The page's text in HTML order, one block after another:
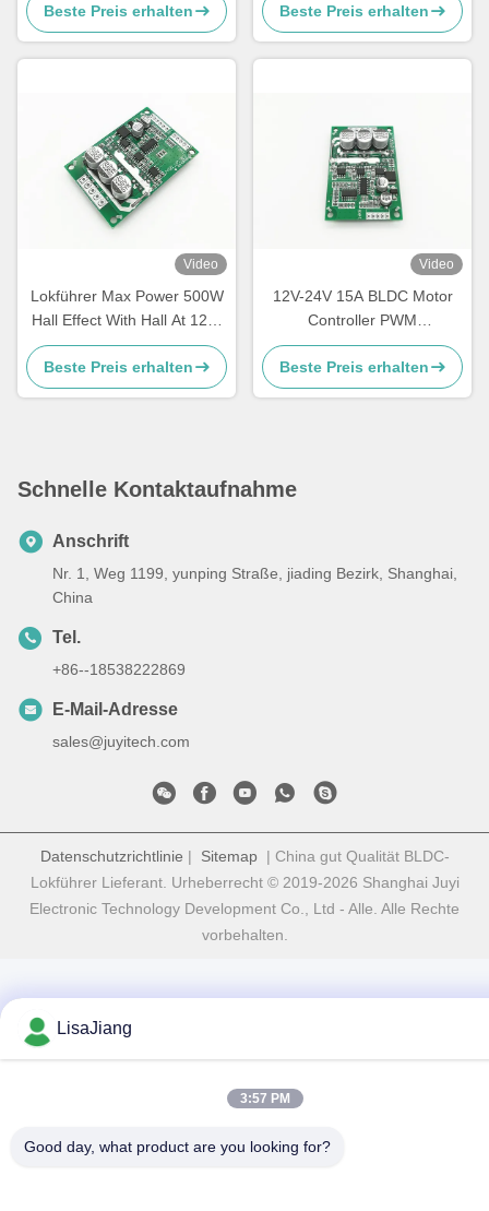
Beste Preis erhalten
RPM-Meter | Hochpräzise
Geschwindigkeitsanzeige 0–
99999 U/min | Kompatibel
Beste Preis erhalten
Video
Lokführer Max Power 500W
Hall Effect With Hall At 120°
JUYI JYQD-V7.3E2 Arduino
BLDC
Beste Preis erhalten
Video
12V-24V 15A BLDC Motor
Controller PWM
Geschwindigkeitsbetreiber
für sensorlosen BLDC Motor
JYQD-V6.3E2
Beste Preis erhalten
Schnelle Kontaktaufnahme
Anschrift
Nr. 1, Weg 1199, yunping Straße, jiading Bezirk, Shanghai,
China
Tel.
+86--18538222869
E-Mail-Adresse
sales@juyitech.com
Datenschutzrichtlinie | Sitemap| China gut Qualität BLDC-
Lokführer Lieferant. Urheberrecht © 2019-2026 Shanghai Juyi
Electronic Technology Development Co., Ltd - Alle. Alle Rechte
vorbehalten.
LisaJiang
3:57 PM
Good day, what product are you looking for?